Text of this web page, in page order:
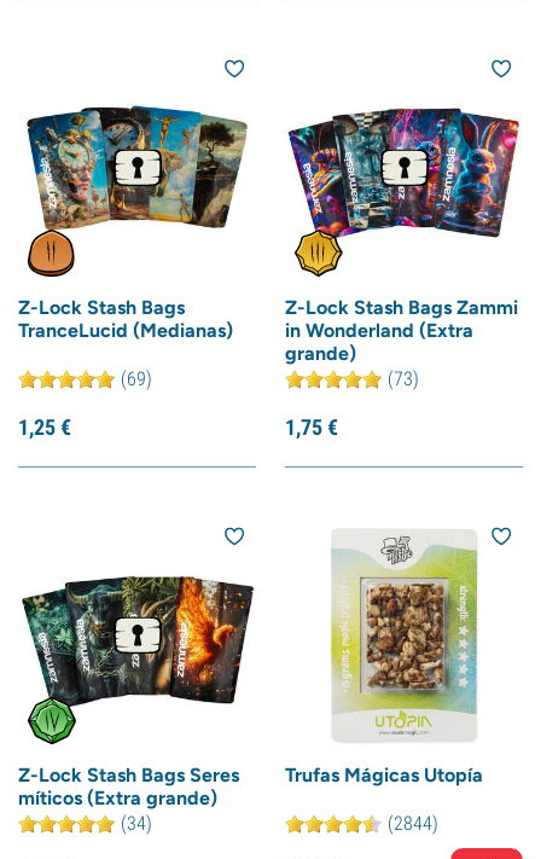
Z-Lock Stash Bags
TranceLucid (Medianas)
(69)
1,25€
Z-Lock Stash Bags Zammi
in Wonderland (Extra
grande)
(73)
1,75€
Z-Lock Stash Bags Seres
míticos (Extra grande)
(34)
Trufas Mágicas Utopía
(2844)